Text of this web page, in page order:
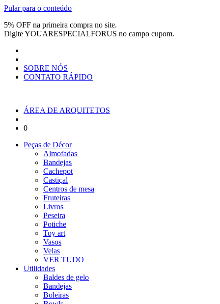
Pular para o conteúdo
5% OFF na primeira compra no site.
DigiteYOUARESPECIALFORUS no campo cupom.
SOBRE NÓS
CONTATO RÁPIDO
ÁREA DE ARQUITETOS
0
Peças de Décor
Almofadas
Bandejas
Cachepot
Castiçal
Centros de mesa
Fruteiras
Livros
Peseira
Potiche
Toy art
Vasos
Velas
VER TUDO
Utilidades
Baldes de gelo
Bandejas
Boleiras